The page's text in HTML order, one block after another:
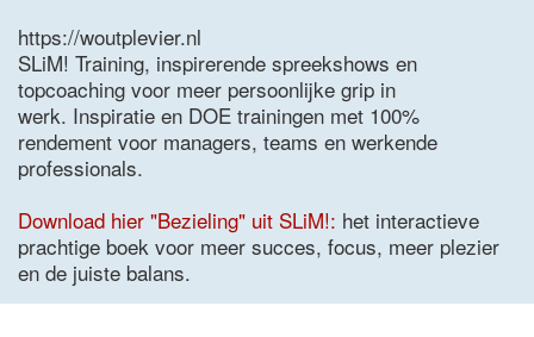
https://woutplevier.nl
SLiM! Training, inspirerende spreekshows en
topcoaching voor meer persoonlijke grip in
werk. Inspiratie en DOE trainingen met 100%
rendement voor managers, teams en werkende
professionals.
Download hier "Bezieling" uit SLiM!: het interactieve
prachtige boek voor meer succes, focus, meer plezier
en de juiste balans.